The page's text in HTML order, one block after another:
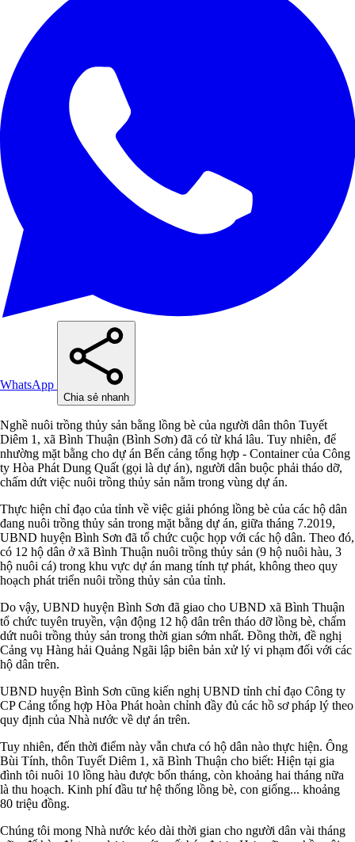
WhatsApp
Chia sẻ nhanh
Nghề nuôi trồng thủy sản bằng lồng bè của người dân thôn Tuyết
Diêm 1, xã Bình Thuận (Bình Sơn) đã có từ khá lâu. Tuy nhiên, để
nhường mặt bằng cho dự án Bến cảng tổng hợp - Container của Công
ty Hòa Phát Dung Quất (gọi là dự án), người dân buộc phải tháo dỡ,
chấm dứt việc nuôi trồng thủy sản nằm trong vùng dự án.
Thực hiện chỉ đạo của tỉnh về việc giải phóng lồng bè của các hộ dân
đang nuôi trồng thủy sản trong mặt bằng dự án, giữa tháng 7.2019,
UBND huyện Bình Sơn đã tổ chức cuộc họp với các hộ dân. Theo đó,
có 12 hộ dân ở xã Bình Thuận nuôi trồng thủy sản (9 hộ nuôi hàu, 3
hộ nuôi cá) trong khu vực dự án mang tính tự phát, không theo quy
hoạch phát triển nuôi trồng thủy sản của tỉnh.
Do vậy, UBND huyện Bình Sơn đã giao cho UBND xã Bình Thuận
tổ chức tuyên truyền, vận động 12 hộ dân trên tháo dỡ lồng bè, chấm
dứt nuôi trồng thủy sản trong thời gian sớm nhất. Đồng thời, đề nghị
Cảng vụ Hàng hải Quảng Ngãi lập biên bản xử lý vi phạm đối với các
hộ dân trên.
UBND huyện Bình Sơn cũng kiến nghị UBND tỉnh chỉ đạo Công ty
CP Cảng tổng hợp Hòa Phát hoàn chỉnh đầy đủ các hồ sơ pháp lý theo
quy định của Nhà nước về dự án trên.
Tuy nhiên, đến thời điểm này vẫn chưa có hộ dân nào thực hiện. Ông
Bùi Tính, thôn Tuyết Diêm 1, xã Bình Thuận cho biết: Hiện tại gia
đình tôi nuôi 10 lồng hàu được bốn tháng, còn khoảng hai tháng nữa
là thu hoạch. Kinh phí đầu tư hệ thống lồng bè, con giống... khoảng
80 triệu đồng.
Chúng tôi mong Nhà nước kéo dài thời gian cho người dân vài tháng